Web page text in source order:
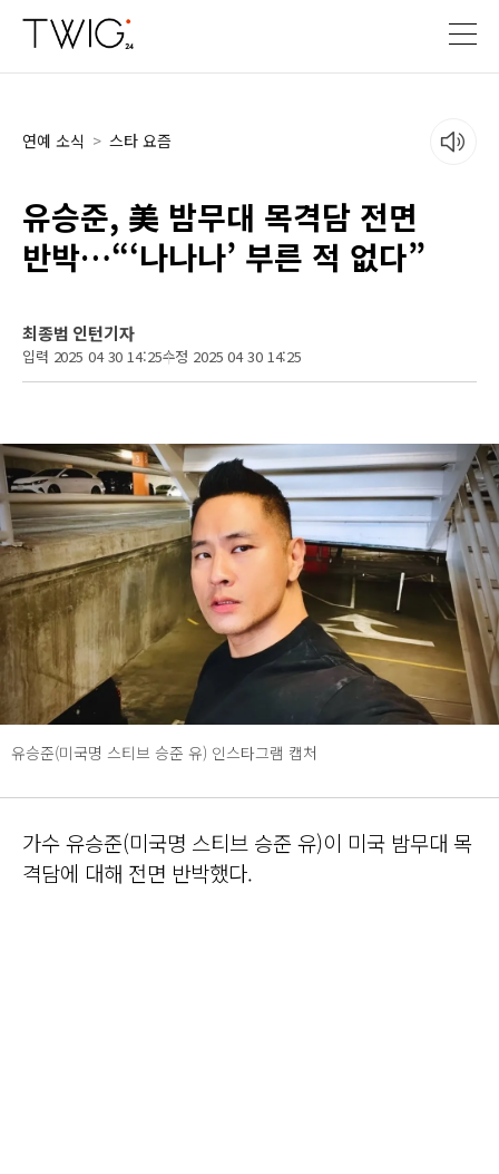
연예 소식 > 스타 요즘
유승준, 美 밤무대 목격담 전면
반박…“‘나나나’ 부른 적 없다”
최종범 인턴기자
입력 2025 04 30 14:25수정 2025 04 30 14:25
유승준(미국명 스티브 승준 유) 인스타그램 캡처
가수 유승준(미국명 스티브 승준 유)이 미국 밤무대 목
격담에 대해 전면 반박했다.